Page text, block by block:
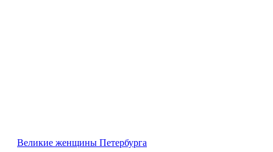
Великие женщины Петербурга